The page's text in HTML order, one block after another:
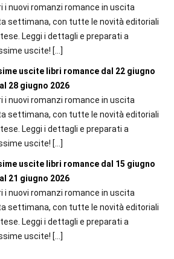
i nuovi romanzi romance in uscita
settimana, con tutte le novità editoriali
Leggi i dettagli e preparati a
uscite! […]
uscite libri romance dal 22 giugno
28 giugno 2026
i nuovi romanzi romance in uscita
settimana, con tutte le novità editoriali
Leggi i dettagli e preparati a
uscite! […]
uscite libri romance dal 15 giugno
21 giugno 2026
i nuovi romanzi romance in uscita
settimana, con tutte le novità editoriali
Leggi i dettagli e preparati a
uscite! […]